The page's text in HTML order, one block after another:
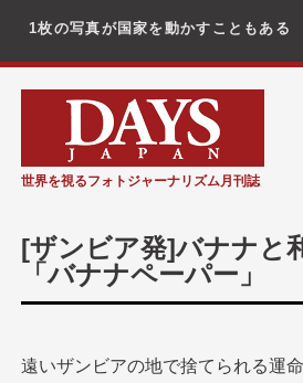
1枚の写真が国家を動かすこともある
ン
へ
ス
キ
プ
世界を視るフォトジャーナリズム月刊誌
[ザンビア発]バナナと
「バナナペーパー」
遠いザンビアの地で捨てられる運